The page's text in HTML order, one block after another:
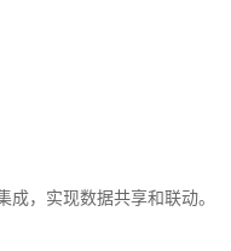
，实现数据共享和联动。